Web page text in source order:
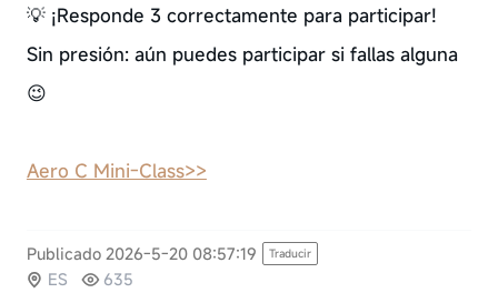
💡 ¡Responde 3 correctamente para participar!
Sin presión: aún puedes participar si fallas alguna
😉
Aero C Mini-Class>>
Publicado 2026-5-20 08:57:19 Traducir
ES
635